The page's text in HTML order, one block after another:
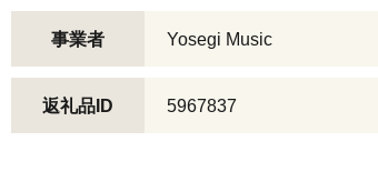
事業者 Yosegi Music
返礼品ID 5967837